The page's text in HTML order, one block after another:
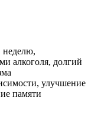
неделю,
алкоголя, долгий
улучшение
памяти